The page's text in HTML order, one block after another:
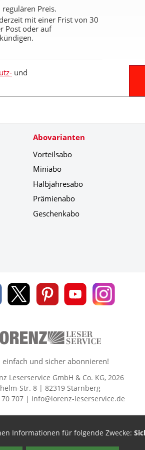
regulären Preis.
mit einer Frist von 30
Post oder auf
und
Abovarianten
Vorteilsabo
Miniabo
Halbjahresabo
Prämienabo
Geschenkabo
Lorenz
Leserservice
Lorenz
Leserservice
Lorenz
Leserservice
Lorenz
Leserservice
Lorenz
50 Lesefreude im Abo Jahre
und sicher abonnieren!
Leserservice GmbH & Co. KG, 2026
Str. 8 | 82319 Starnberg
707 | info@lorenz-leserservice.de
Informationen für folgende Zwecke: